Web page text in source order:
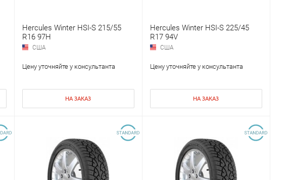
Hercules Winter HSI-S 215/55
R16 97H
США
Цену уточняйте у консультанта
НА ЗАКАЗ
Hercules Winter HSI-S 225/45
R17 94V
США
Цену уточняйте у консультанта
НА ЗАКАЗ